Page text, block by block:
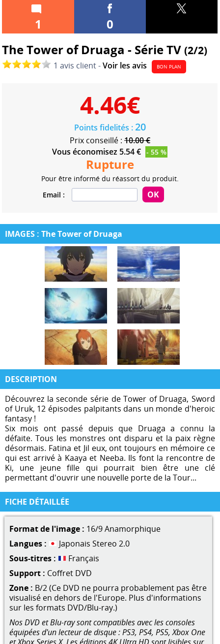
1
0
The Tower of Druaga - Série TV(2/2)
1 avis client -Voir les avis BON PLAN
4.46€
Points fidelités :20
Prix conseillé : 10.00 €
Vous économisez 5.54 €
- 55 %
Rupture
Pour être informé du réassort du produit.
Email :
IMAGES : The Tower of Druaga
DESCRIPTION
Découvrez la seconde série de Tower of Druaga, Sword
of Uruk, 12 épisodes palpitants dans un monde d'heroic
fantasy !
Six mois ont passé depuis que Druaga a connu la
défaite. Tous les monstres ont disparu et la paix règne
désormais. Fatina et Jil eux, ont toujours en mémoire ce
qui est arrivé à Kaaya et Neeba. Ils font la rencontre de
Ki, une jeune fille qui pourrait bien être une clé
permettant d'ouvrir une nouvelle porte de la Tour...
FICHE DÉTAILLÉE
Format de l'image : 16/9 Anamorphique
Langues :
Japonais Stereo 2.0
Sous-titres :
Français
Support : Coffret DVD
Zone : B/2 (Ce DVD ne pourra probablement pas être
visualisé en dehors de l'Europe. Plus d'informations
sur les formats DVD/Blu-ray.)
Nos DVD et Blu-ray sont compatibles avec les consoles
équipées d'un lecteur de disque : PS3, PS4, PS5, Xbox One